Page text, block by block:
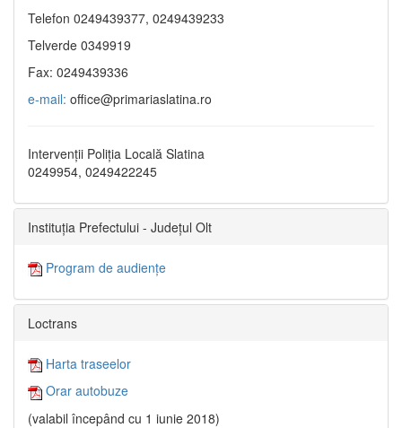
Telefon 0249439377, 0249439233
Telverde 0349919
Fax: 0249439336
e-mail: office@primariaslatina.ro
Intervenții Poliția Locală Slatina
0249954, 0249422245
Instituția Prefectului - Județul Olt
Program de audiențe
Loctrans
Harta traseelor
Orar autobuze
(valabil începând cu 1 iunie 2018)